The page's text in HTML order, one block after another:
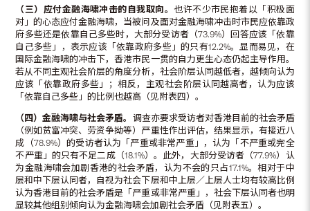
（三）应付金融海啸冲击的自我取向。也许不少市民抱着以「积极面
对」的心态应付金融海啸，当被问及面对金融海啸冲击时市民应依靠政
府多些还是依靠自己多些时，大部分受访者（73.9%）回答应该「依靠
自己多些」，表示应该「依靠政府多些」的只有12.2%。显而易见，在
国际金融海啸的冲击下，香港市民一贯的自力更生心态仍起主导作用。
若从不同主观社会阶层的角度分析，社会阶层认同越低者，越倾向认为
应该「依靠政府多些」；相反，主观社会阶层认同越高者，认为应该
「依靠自己多些」的比例也越高（见附表四）。
（四）金融海啸与社会矛盾。 调查亦要求受访者对香港目前的社会矛盾
（例如贫富冲突、劳资争拗等）严重性作出评估，结果显示，有接近八
成（78.9%）的受访者认为「严重或非常严重」，认为「不严重或完全
不严重」的只有不足二成（18.1%）。此外，大部分受访者（77.9%）认
为金融海啸会加剧香港的社会矛盾，认为不会的只占17.1%。相对于中
层和中下层认同者，自视为社会下层和中上层／上层人士均有较高比例
认为香港目前的社会矛盾是「严重或非常严重」，社会下层认同者也明
显较其他组别倾向认为金融海啸会加剧社会矛盾（见附表五）。